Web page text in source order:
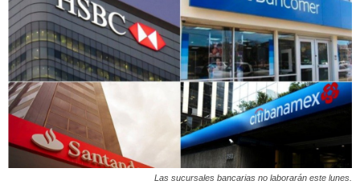
Las sucursales bancarias no laborarán este lunes.